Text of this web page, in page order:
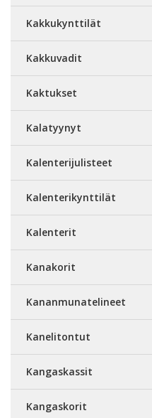
Kakkukynttilät
Kakkuvadit
Kaktukset
Kalatyynyt
Kalenterijulisteet
Kalenterikynttilät
Kalenterit
Kanakorit
Kananmunatelineet
Kanelitontut
Kangaskassit
Kangaskorit